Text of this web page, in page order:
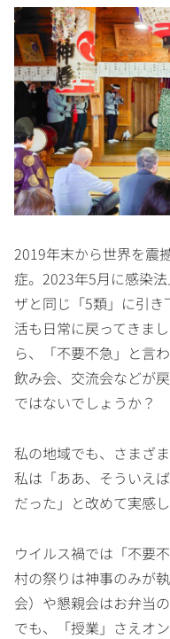
2019年末から世界を震
症。2023年5月に感染
ザと同じ「5類」に引
活も日常に戻ってきま
ら、「不要不急」と言
飲み会、交流会などが
ではないでしょうか？
私の地域でも、さまざ
私は「ああ、そういえ
だった」と改めて実感し
ウイルス禍では「不要
村の祭りは神事のみが
会）や懇親会はお弁当
でも、「授業」さえオ